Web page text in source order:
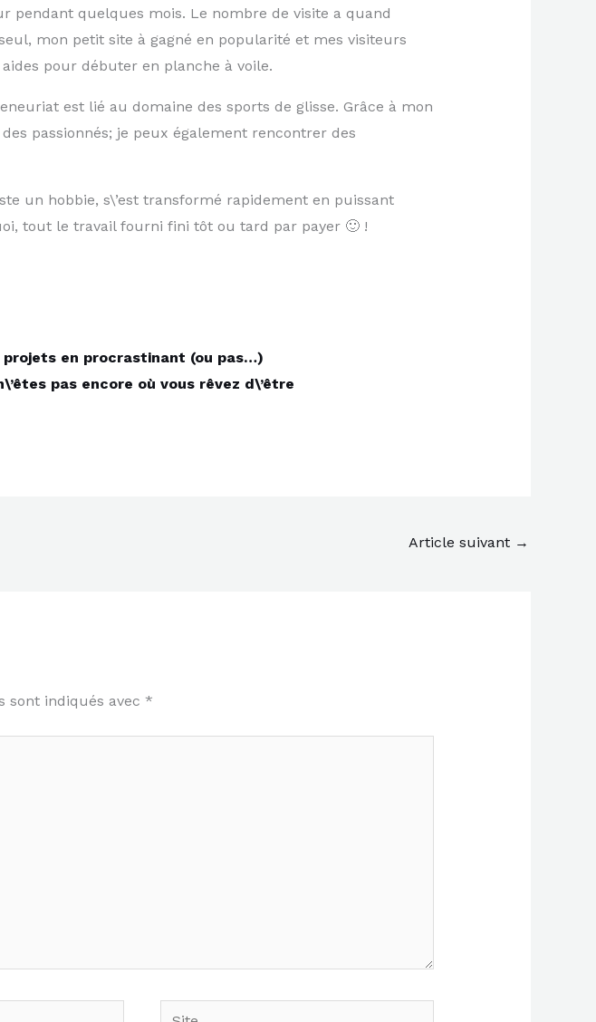
pendant quelques mois. Le nombre de visite a quand
mon petit site à gagné en popularité et mes visiteurs
pour débuter en planche à voile.
est lié au domaine des sports de glisse. Grâce à mon
passionnés; je peux également rencontrer des
un hobbie, s\’est transformé rapidement en puissant
tout le travail fourni fini tôt ou tard par payer 🙂 !
projets en procrastinant (ou pas…)
pas encore où vous rêvez d\’être
Article suivant →
sont indiqués avec *
Site